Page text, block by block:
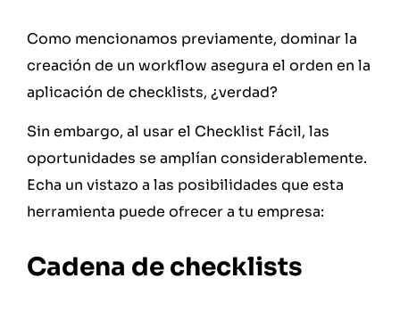
Como mencionamos previamente, dominar la
creación de un workflow asegura el orden en la
aplicación de checklists, ¿verdad?
Sin embargo, al usar el Checklist Fácil, las
oportunidades se amplían considerablemente.
Echa un vistazo a las posibilidades que esta
herramienta puede ofrecer a tu empresa:
Cadena de checklists